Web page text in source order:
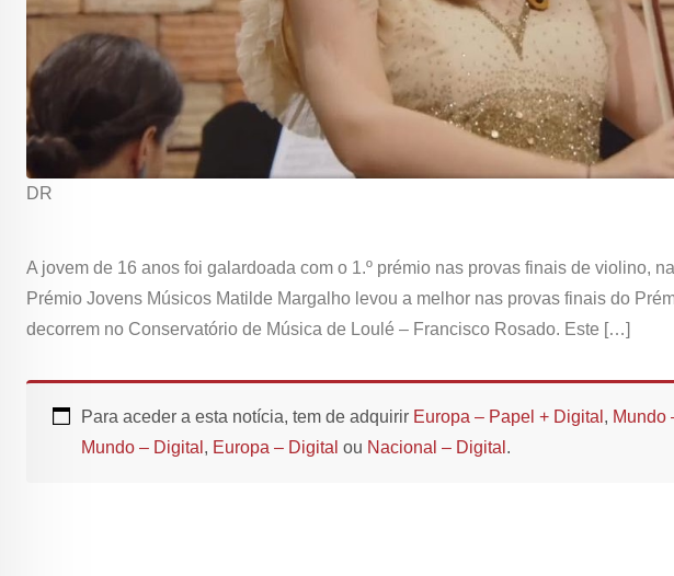
DR
A jovem de 16 anos foi galardoada com o 1.º prémio nas provas finais de violino,
Prémio Jovens Músicos Matilde Margalho levou a melhor nas provas finais do
decorrem no Conservatório de Música de Loulé – Francisco Rosado. Este […]
Para aceder a esta notícia, tem de adquirir Europa – Papel + Digital , Mundo
Mundo – Digital , Europa – Digital ou Nacional – Digital .